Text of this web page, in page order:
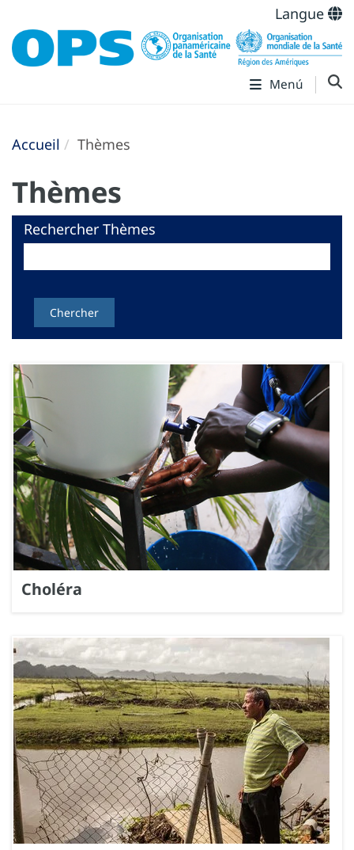
Langue
Menú
Accueil Thèmes
Thèmes
Rechercher Thèmes
Choléra